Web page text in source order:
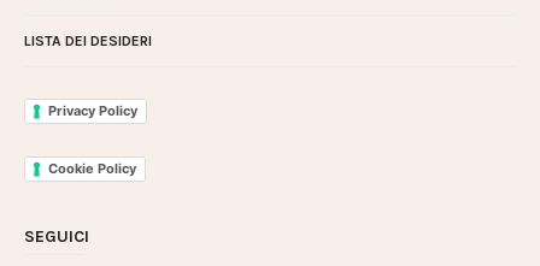
LISTA DEI DESIDERI
Privacy Policy
Cookie Policy
SEGUICI